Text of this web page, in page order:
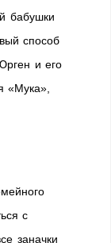
бабушки
способ
и его
«Мука»,
с
заначки